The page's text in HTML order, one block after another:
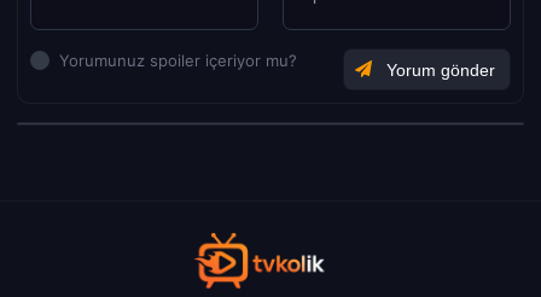
Yorumunuz spoiler içeriyor mu?